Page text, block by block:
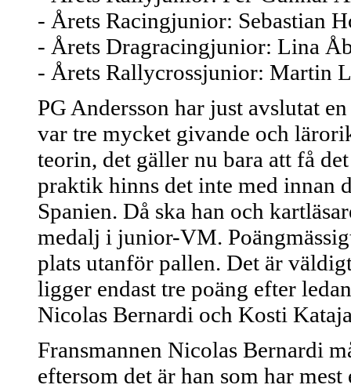
- Årets Racingjunior: Sebastian
- Årets Dragracingjunior: Lina
- Årets Rallycrossjunior: Martin
PG Andersson har just avslutat
var tre mycket givande och
teorin, det gäller nu bara att få
praktik hinns det inte med innan
Spanien. Då ska han och
medalj i junior-VM.
plats utanför pallen. Det är
ligger endast tre poäng efter
Nicolas Bernardi och Kosti
Fransmannen Nicolas Bernardi
eftersom det är han som har